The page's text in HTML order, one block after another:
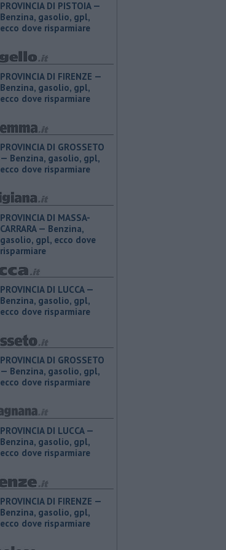
PROVINCIA DI PISTOIA — ​
Benzina, gasolio, gpl,
ecco dove risparmiare
PROVINCIA DI FIRENZE — ​
Benzina, gasolio, gpl,
ecco dove risparmiare
PROVINCIA DI GROSSETO
— ​Benzina, gasolio, gpl,
ecco dove risparmiare
PROVINCIA DI MASSA-
CARRARA — ​Benzina,
gasolio, gpl, ecco dove
risparmiare
PROVINCIA DI LUCCA — ​
Benzina, gasolio, gpl,
ecco dove risparmiare
PROVINCIA DI GROSSETO
— ​Benzina, gasolio, gpl,
ecco dove risparmiare
PROVINCIA DI LUCCA — ​
Benzina, gasolio, gpl,
ecco dove risparmiare
PROVINCIA DI FIRENZE — ​
Benzina, gasolio, gpl,
ecco dove risparmiare